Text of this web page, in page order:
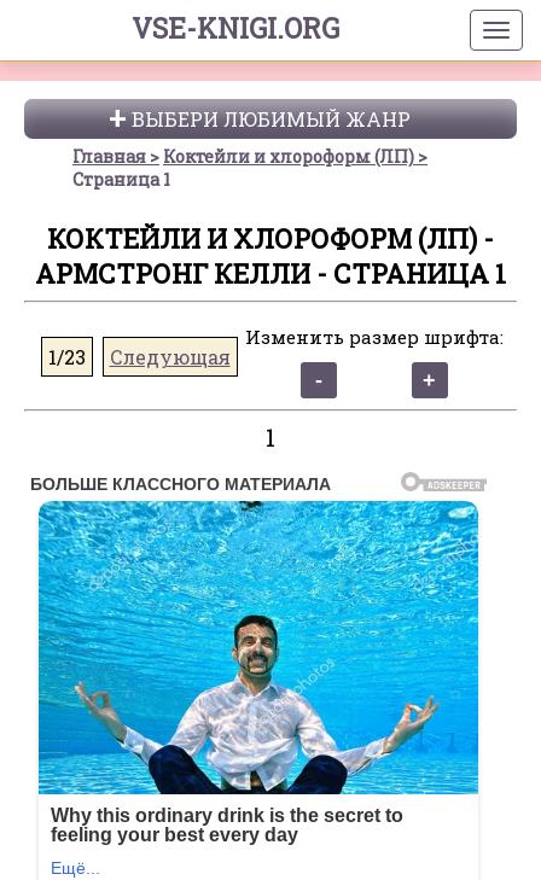
VSE-KNIGI.ORG
ВЫБЕРИ ЛЮБИМЫЙ ЖАНР
Главная
Коктейли и хлороформ (ЛП)
Страница 1
КОКТЕЙЛИ И ХЛОРОФОРМ (ЛП) -
АРМСТРОНГ КЕЛЛИ - СТРАНИЦА 1
1/23 Следующая
Изменить размер шрифта:
1